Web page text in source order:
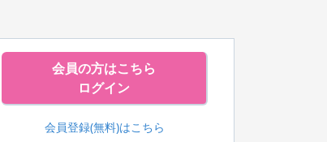
会員の方はこちら
ログイン
会員登録(無料)はこちら